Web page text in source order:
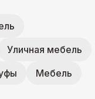
Уличная мебель
Мебель